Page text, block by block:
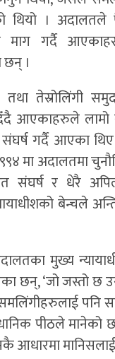
थियो ।
माग गर्दै
।
तेस्रोलिंगी
आएकाहरुले
गर्दै आएका
मा अदालतमा
संघर्ष र धेरै
बेन्चले
मुख्य
छन्, ‘जो जस्तो छ
पनि
पीठले मानेको
आधारमा